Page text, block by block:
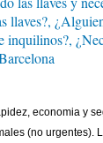
llaves?,
inquilinos?,
economia y
(no urgentes).